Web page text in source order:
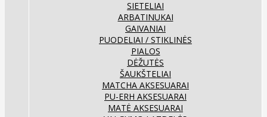
SIETELIAI
ARBATINUKAI
GAIVANIAI
PUODELIAI / STIKLINĖS
PIALOS
DĖŽUTĖS
ŠAUKŠTELIAI
MATCHA AKSESUARAI
PU-ERH AKSESUARAI
MATĖ AKSESUARAI